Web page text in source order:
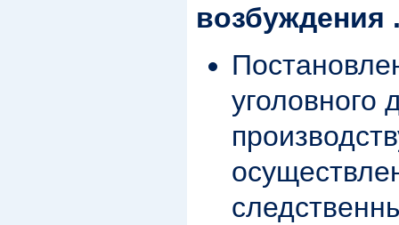
возбуждения
уголовного